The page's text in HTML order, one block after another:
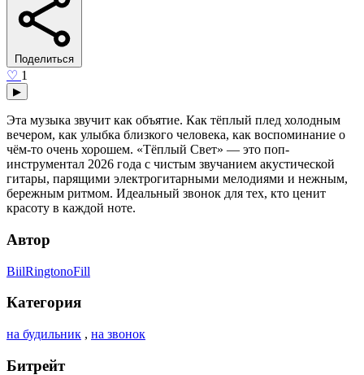
Поделиться
♡ 1
▶
Эта музыка звучит как объятие. Как тёплый плед холодным
вечером, как улыбка близкого человека, как воспоминание о
чём-то очень хорошем. «Тёплый Свет» — это поп-
инструментал 2026 года с чистым звучанием акустической
гитары, парящими электрогитарными мелодиями и нежным,
бережным ритмом. Идеальный звонок для тех, кто ценит
красоту в каждой ноте.
Автор
BiilRingtonoFill
Категория
на будильник , на звонок
Битрейт